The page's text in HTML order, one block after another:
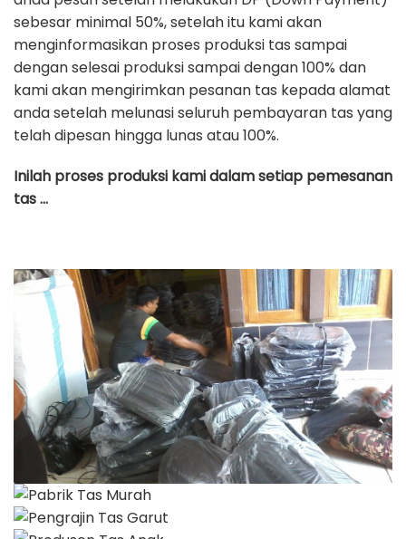
sebesar minimal 50%, setelah itu kami akan
menginformasikan proses produksi tas sampai
dengan selesai produksi sampai dengan 100% dan
kami akan mengirimkan pesanan tas kepada alamat
anda setelah melunasi seluruh pembayaran tas yang
telah dipesan hingga lunas atau 100%.
Inilah proses produksi kami dalam setiap pemesanan
tas …